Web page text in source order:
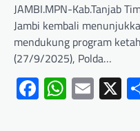
JAMBI.MPN-Kab.Tanjab
Jambi kembali
mendukung program
(27/9/2025), Polda…
FacebookX